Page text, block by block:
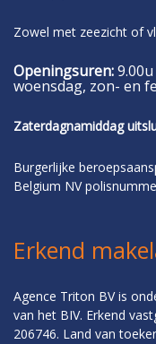
Zowel met zeezicht of
Openingsuren:
woensdag, zon- en
Zaterdagnamiddag
Burgerlijke
Belgium NV
Erkend
Agence Triton BV is
van het BIV. Erkend
206746. Land van